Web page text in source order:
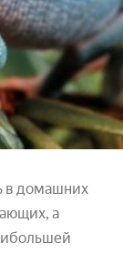
в домашних
а